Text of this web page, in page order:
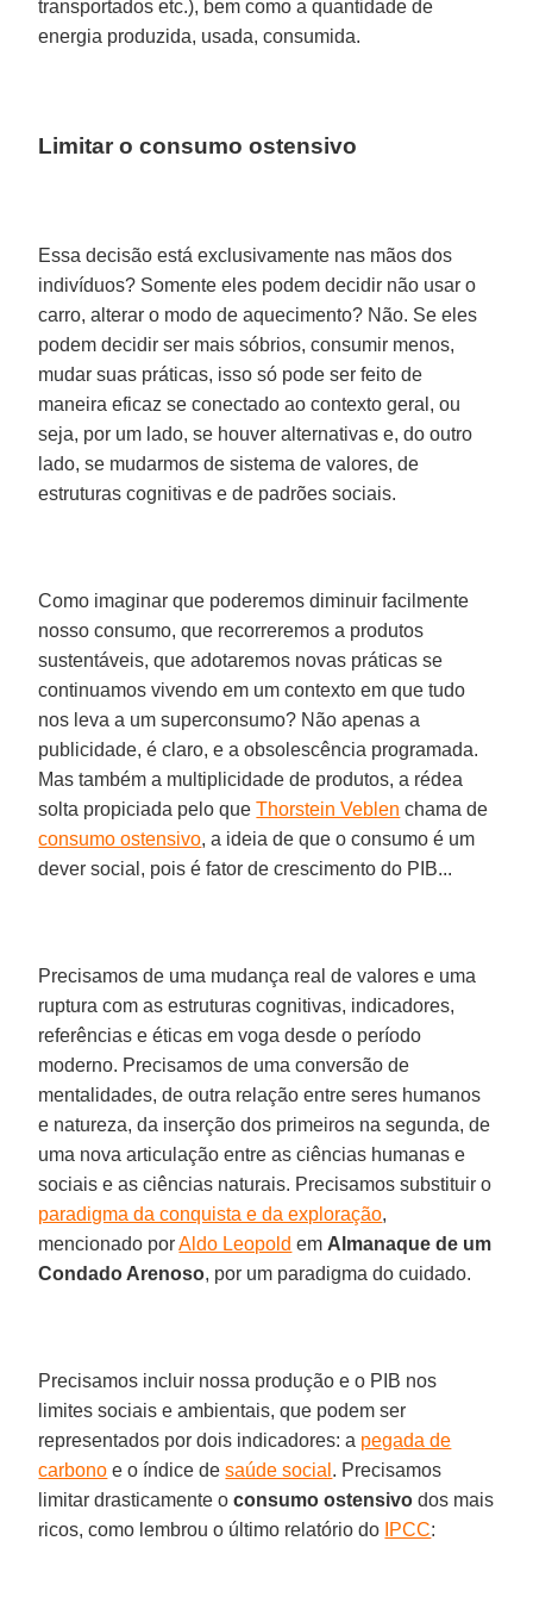
transportados etc.), bem como a quantidade de
energia produzida, usada, consumida.
Limitar o consumo ostensivo
Essa decisão está exclusivamente nas mãos dos
indivíduos? Somente eles podem decidir não usar o
carro, alterar o modo de aquecimento? Não. Se eles
podem decidir ser mais sóbrios, consumir menos,
mudar suas práticas, isso só pode ser feito de
maneira eficaz se conectado ao contexto geral, ou
seja, por um lado, se houver alternativas e, do outro
lado, se mudarmos de sistema de valores, de
estruturas cognitivas e de padrões sociais.
Como imaginar que poderemos diminuir facilmente
nosso consumo, que recorreremos a produtos
sustentáveis, que adotaremos novas práticas se
continuamos vivendo em um contexto em que tudo
nos leva a um superconsumo? Não apenas a
publicidade, é claro, e a obsolescência programada.
Mas também a multiplicidade de produtos, a rédea
solta propiciada pelo queThorstein Veblen chama de
consumo ostensivo, a ideia de que o consumo é um
dever social, pois é fator de crescimento do PIB...
Precisamos de uma mudança real de valores e uma
ruptura com as estruturas cognitivas, indicadores,
referências e éticas em voga desde o período
moderno. Precisamos de uma conversão de
mentalidades, de outra relação entre seres humanos
e natureza, da inserção dos primeiros na segunda, de
uma nova articulação entre as ciências humanas e
sociais e as ciências naturais. Precisamos substituir o
paradigma da conquista e da exploração,
mencionado porAldo Leopold em Almanaque de um
Condado Arenoso, por um paradigma do cuidado.
Precisamos incluir nossa produção e o PIB nos
limites sociais e ambientais, que podem ser
representados por dois indicadores: a pegada de
carbono e o índice desaúde social . Precisamos
limitar drasticamente oconsumo ostensivo dos mais
ricos, como lembrou o último relatório do IPCC: